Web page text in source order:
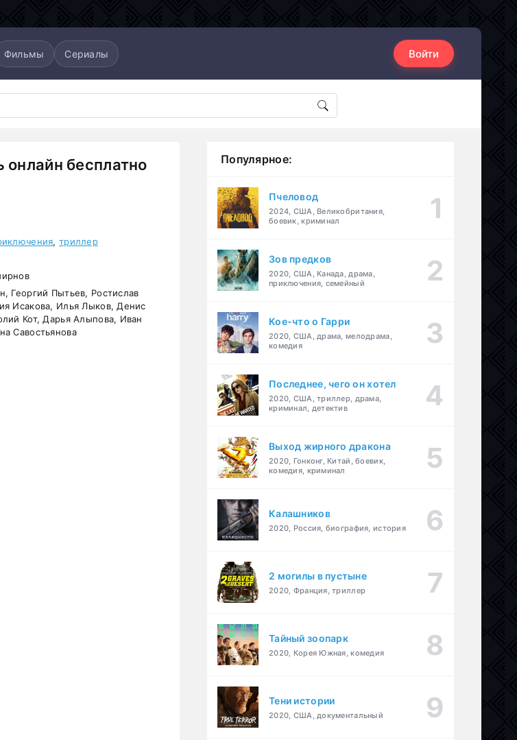
Фильмы Сериалы Войти
бесплатно
,триллер
Георгий Пытьев, Ростислав
Исакова, Илья Лыков, Денис
Кот, Дарья Алыпова, Иван
Савостьянова
Популярное:
Пчеловод
2024, США, Великобритания,
боевик, криминал
Зов предков
2020, США, Канада, драма,
приключения, семейный
Кое-что о Гарри
2020, США, драма, мелодрама,
комедия
Последнее, чего он хотел
2020, США, триллер, драма,
криминал, детектив
Выход жирного дракона
2020, Гонконг, Китай, боевик,
комедия, криминал
Калашников
2020, Россия, биография, история
2 могилы в пустыне
2020, Франция, триллер
Тайный зоопарк
2020, Корея Южная, комедия
Тени истории
2020, США, документальный